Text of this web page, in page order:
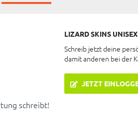
schreibt!
LIZARD SKINS
Schreib jetzt deine
damit anderen bei der
JETZT